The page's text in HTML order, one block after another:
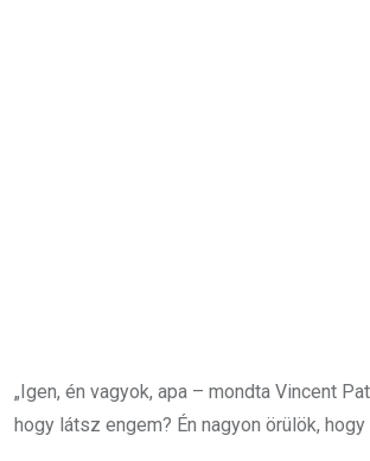
„Igen, én vagyok, apa – mondta Vincent
hogy látsz engem? Én nagyon örülök, hogy